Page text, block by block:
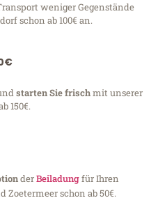
weniger Gegenstände
schon ab 100€ an.
starten Sie frischmit unserer
150€.
derBeiladungfür Ihren
Zoetermeer schon ab 50€.